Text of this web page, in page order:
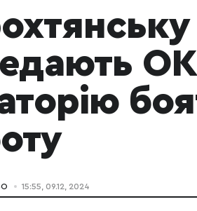
15:55, 09.12, 2024